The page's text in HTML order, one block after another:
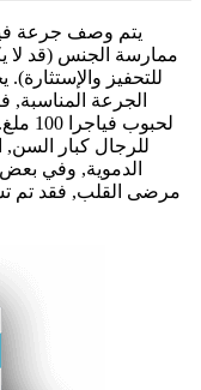
ممارسة الجنس (قد لا
للتحفيز
للرجال كبار السن,
الدموية, وفي بعض
مرضى القلب, فقد تم